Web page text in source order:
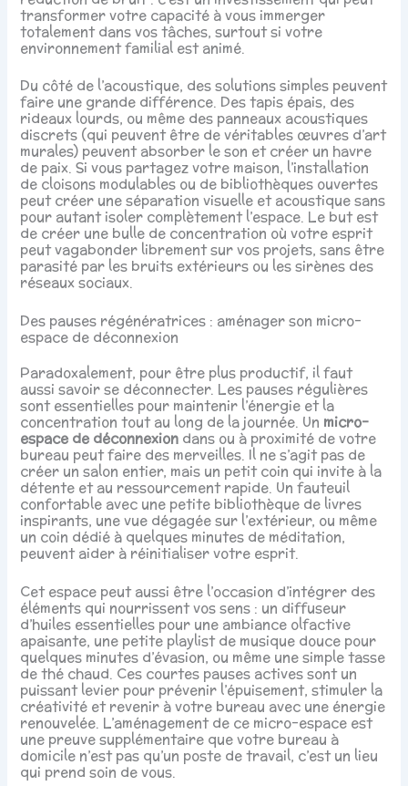
transformer votre capacité à vous immerger
totalement dans vos tâches, surtout si votre
environnement familial est animé.
Du côté de l’acoustique, des solutions simples peuvent
faire une grande différence. Des tapis épais, des
rideaux lourds, ou même des panneaux acoustiques
discrets (qui peuvent être de véritables œuvres d’art
murales) peuvent absorber le son et créer un havre
de paix. Si vous partagez votre maison, l’installation
de cloisons modulables ou de bibliothèques ouvertes
peut créer une séparation visuelle et acoustique sans
pour autant isoler complètement l’espace. Le but est
de créer une bulle de concentration où votre esprit
peut vagabonder librement sur vos projets, sans être
parasité par les bruits extérieurs ou les sirènes des
réseaux sociaux.
Des pauses régénératrices : aménager son micro-
espace de déconnexion
Paradoxalement, pour être plus productif, il faut
aussi savoir se déconnecter. Les pauses régulières
sont essentielles pour maintenir l’énergie et la
concentration tout au long de la journée. Un micro-
espace de déconnexion dans ou à proximité de votre
bureau peut faire des merveilles. Il ne s’agit pas de
créer un salon entier, mais un petit coin qui invite à la
détente et au ressourcement rapide. Un fauteuil
confortable avec une petite bibliothèque de livres
inspirants, une vue dégagée sur l’extérieur, ou même
un coin dédié à quelques minutes de méditation,
peuvent aider à réinitialiser votre esprit.
Cet espace peut aussi être l’occasion d’intégrer des
éléments qui nourrissent vos sens : un diffuseur
d’huiles essentielles pour une ambiance olfactive
apaisante, une petite playlist de musique douce pour
quelques minutes d’évasion, ou même une simple tasse
de thé chaud. Ces courtes pauses actives sont un
puissant levier pour prévenir l’épuisement, stimuler la
créativité et revenir à votre bureau avec une énergie
renouvelée. L’aménagement de ce micro-espace est
une preuve supplémentaire que votre bureau à
domicile n’est pas qu’un poste de travail, c’est un lieu
qui prend soin de vous.